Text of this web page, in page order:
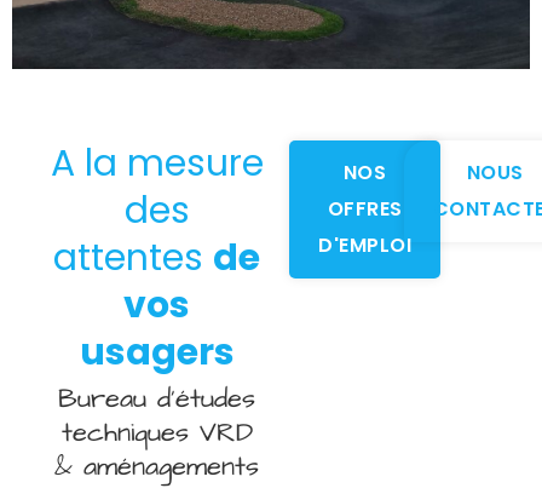
A la mesure
des
attentes de
vos
usagers
Bureau d’études
techniques VRD
& aménagements
NOS
OFFRES
D'EMPLOI
NOUS